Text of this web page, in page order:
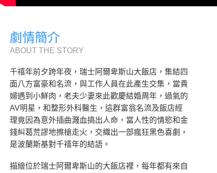
劇情簡介
ABOUT THE STORY
千禧年前夕跨年夜，瑞士阿爾卑斯山大飯店，集結四
面八方富豪和名流，與工作人員在此產生交集，當貴
婦遇到小鮮肉，老夫少妻來此歡慶結婚周年，過氣的
AV明星，和整形外科醫生，這群富翁名流及飯店經
理竟因為意外插曲濺血搞出人命，當人性的情慾和金
錢糾葛荒謬地擦槍走火，交織出一部瘋狂黑色喜劇，
是波蘭斯基對千禧年的結語。
描繪位於瑞士阿爾卑斯山的大飯店裡，每年都有來自